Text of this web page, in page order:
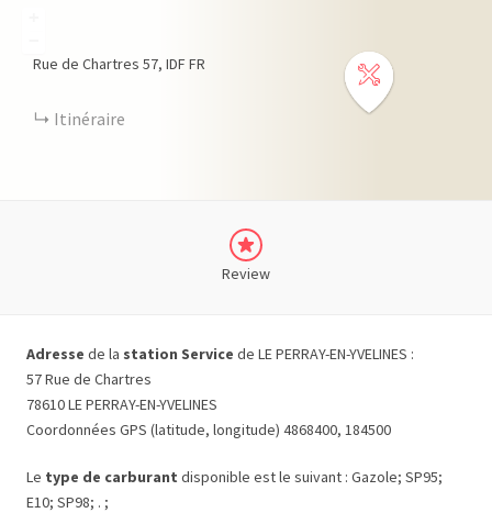
Rue de Chartres 57 IDF FR
Itinéraire
Review
Adresse de la station Service de LE PERRAY-EN-YVELINES :
57 Rue de Chartres
78610 LE PERRAY-EN-YVELINES
Coordonnées GPS (latitude, longitude) 4868400, 184500
Le type de carburant disponible est le suivant : Gazole; SP95;
E10; SP98; . ;